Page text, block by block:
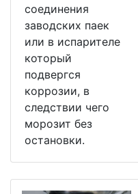
соединения
заводских паек
или в испарителе
который
подвергся
коррозии, в
следствии чего
морозит без
остановки.